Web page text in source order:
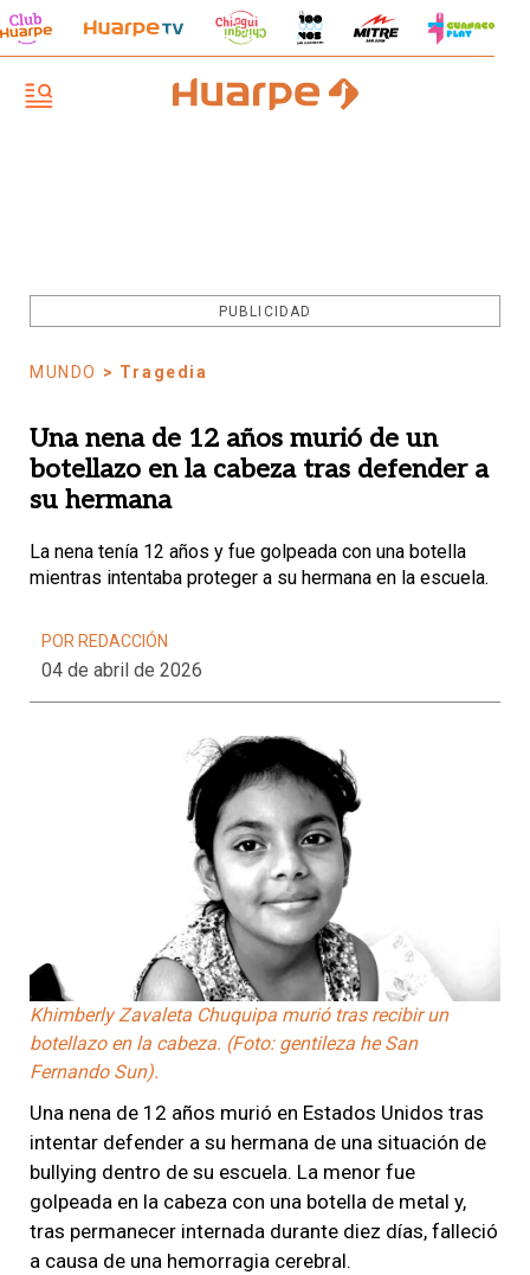
PUBLICIDAD
MUNDO > Tragedia
Una nena de 12 años murió de un
botellazo en la cabeza tras defender a
su hermana
La nena tenía 12 años y fue golpeada con una botella
mientras intentaba proteger a su hermana en la escuela.
POR REDACCIÓN
04 de abril de 2026
Khimberly Zavaleta Chuquipa murió tras recibir un
botellazo en la cabeza. (Foto: gentileza he San
Fernando Sun).
Una nena de 12 años murió en Estados Unidos tras
intentar defender a su hermana de una situación de
bullying dentro de su escuela. La menor fue
golpeada en la cabeza con una botella de metal y,
tras permanecer internada durante diez días, falleció
a causa de una hemorragia cerebral.